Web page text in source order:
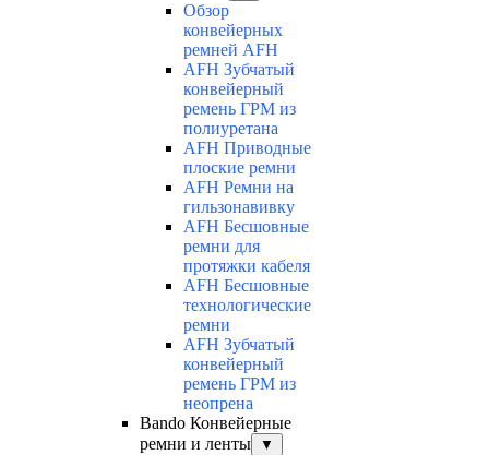
Обзор
конвейерных
ремней AFH
AFH Зубчатый
конвейерный
ремень ГРМ из
полиуретана
AFH Приводные
плоские ремни
AFH Ремни на
гильзонавивку
AFH Бесшовные
ремни для
протяжки кабеля
AFH Бесшовные
технологические
ремни
AFH Зубчатый
конвейерный
ремень ГРМ из
неопрена
Bando Конвейерные
ремни и ленты
▼